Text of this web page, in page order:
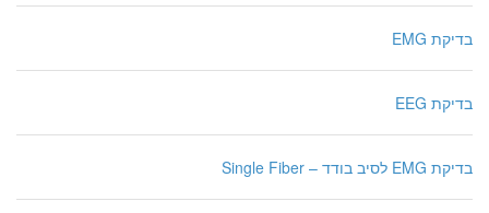
בדיקת EMG
בדיקת EEG
בדיקת EMG לסיב בודד – Single Fiber